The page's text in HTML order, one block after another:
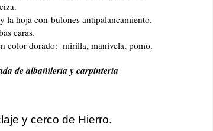
la hoja con bulones antipalancamiento.
caras.
color dorado: mirilla, manivela, pomo.
de albañilería y carpintería
y cerco de Hierro.